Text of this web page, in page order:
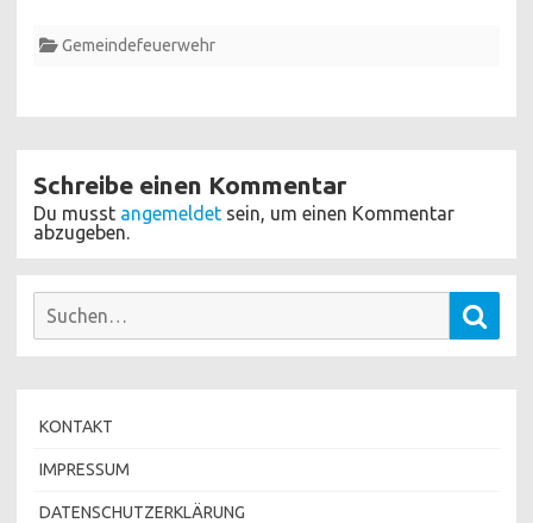
Gemeindefeuerwehr
Schreibe einen Kommentar
Du musst angemeldet sein, um einen Kommentar
abzugeben.
Suchen
KONTAKT
IMPRESSUM
DATENSCHUTZERKLÄRUNG